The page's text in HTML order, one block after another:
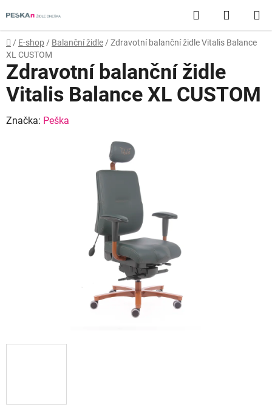
na
obsah
Hledat
KOŠÍK
Domů
/ E-shop / Balanční židle / Zdravotní balanční židle Vitalis Balance
XL CUSTOM
Zdravotní balanční židle
Vitalis Balance XL CUSTOM
Značka: Peška